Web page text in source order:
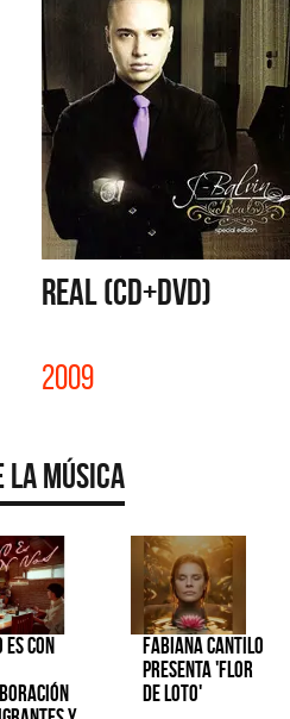
REAL (CD+DVD)
2009
la Música
Es Con
Fabiana Cantilo
presenta 'Flor
de Loto'